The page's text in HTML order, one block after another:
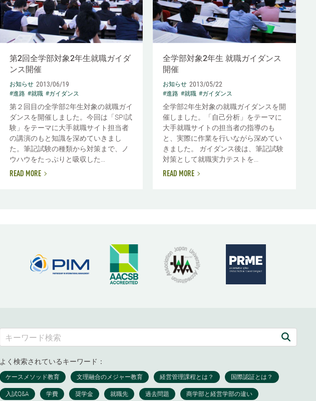
第2回全学部対象2年生就職ガイダ
ンス開催
お知らせ 2013/06/19
#進路 #就職 #ガイダンス
第２回目の全学部2年生対象の就職ガイ
ダンスを開催しました。今回は「SPI試
験」をテーマに大手就職サイト担当者
の講演のもと知識を深めていきまし
た。筆記試験の種類から対策まで、ノ
ウハウをたっぷりと吸収した...
READ MORE
全学部対象2年生 就職ガイダンス
開催
お知らせ 2013/05/22
#進路 #就職 #ガイダンス
全学部2年生対象の就職ガイダンスを開
催しました。「自己分析」をテーマに
大手就職サイトの担当者の指導のも
と、実際に作業を行いながら深めてい
きました。 ガイダンス後は、筆記試験
対策として就職実力テストを...
READ MORE
よく検索されているキーワード：